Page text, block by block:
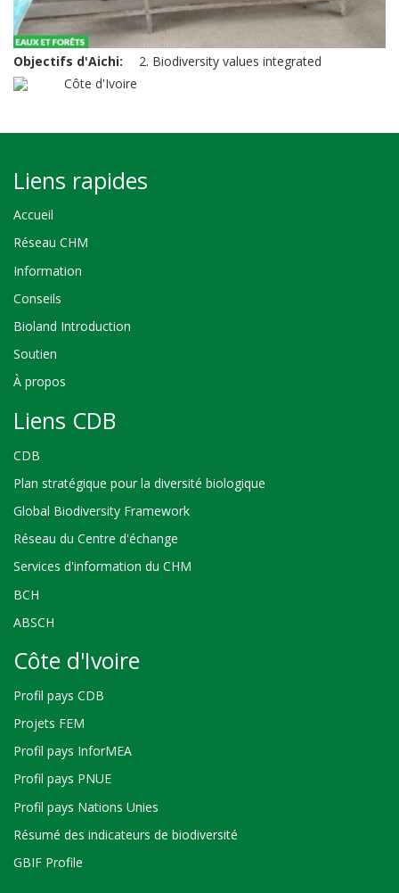
Objectifs d'Aichi
2. Biodiversity values integrated
Côte d'Ivoire
Liens rapides
Accueil
Réseau CHM
Information
Conseils
Bioland Introduction
Soutien
À propos
Liens CDB
CDB
Plan stratégique pour la diversité biologique
Global Biodiversity Framework
Réseau du Centre d'échange
Services d'information du CHM
BCH
ABSCH
Côte d'Ivoire
Profil pays CDB
Projets FEM
Profil pays InforMEA
Profil pays PNUE
Profil pays Nations Unies
Résumé des indicateurs de biodiversité
GBIF Profile